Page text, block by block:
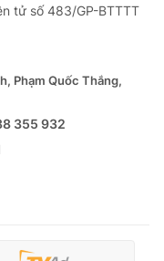
tử số 483/GP-BTTTT
Phạm Quốc Thắng,
355 932